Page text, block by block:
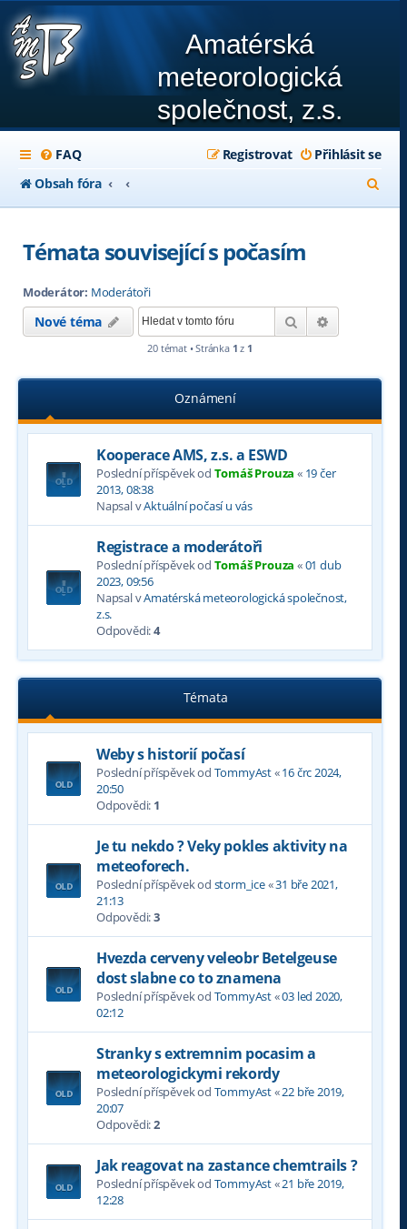
Amatérská
meteorologická
společnost, z.s.
FAQ Přihlásit se
Registrovat
Obsah fóra
l
Témata související s počasím
Moderátor: Moderátoři
Nové téma Hledat
20 témat • Stránka 1 z 1
Oznámení
Kooperace AMS, z.s. a ESWD
Poslední příspěvek od Tomáš Prouza « 19 čer
2013, 08:38
Napsal vAktuální počasí u vás
Registrace a moderátoři
Poslední příspěvek od Tomáš Prouza «01 dub
2023, 09:56
Napsal vAmatérská meteorologická společnost,
z.s.
Odpovědi:4
Témata
Weby s historií počasí
Poslední příspěvek od TommyAst«16 črc 2024,
20:50
Odpovědi: 1
Je tu nekdo ? Veky pokles aktivity na
meteoforech.
Poslední příspěvek od storm_ice«31 bře 2021,
21:13
Odpovědi:3
Hvezda cerveny veleobr Betelgeuse
dost slabne co to znamena
Poslední příspěvek od TommyAst«03 led 2020,
02:12
Stranky s extremnim pocasim a
meteorologickymi rekordy
Poslední příspěvek od TommyAst«22 bře 2019,
20:07
Odpovědi:2
Jak reagovat na zastance chemtrails ?
Poslední příspěvek od TommyAst«21 bře 2019,
12:28